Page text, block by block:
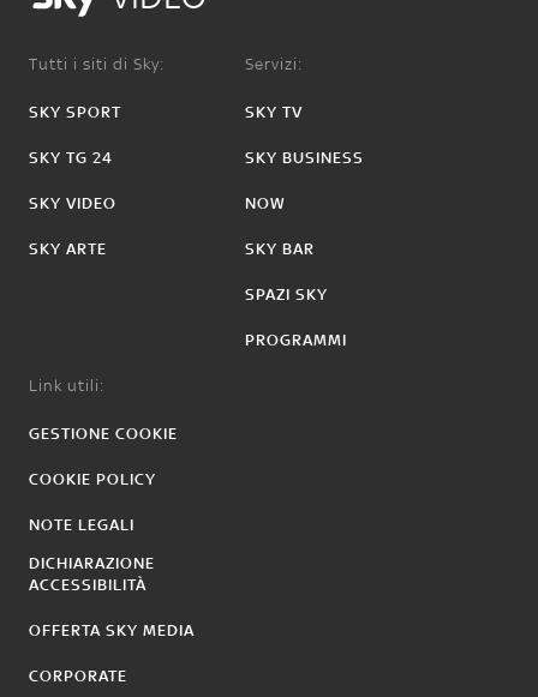
Tutti i siti di Sky:
SKY SPORT
SKY TG 24
SKY VIDEO
SKY ARTE
Servizi:
SKY TV
SKY BUSINESS
NOW
SKY BAR
SPAZI SKY
PROGRAMMI
Link utili:
GESTIONE COOKIE
COOKIE POLICY
NOTE LEGALI
DICHIARAZIONE
ACCESSIBILITÀ
OFFERTA SKY MEDIA
CORPORATE